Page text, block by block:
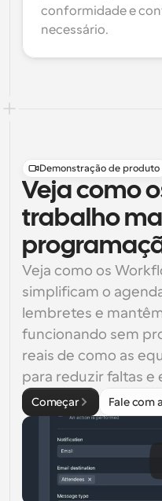
conformidade e
necessário.
Demonstração de produto
Veja como
trabalho
Veja como os
simplificam o
lembretes e
funcionando sem
reais de como as
para reduzir faltas e
Começar Fale com